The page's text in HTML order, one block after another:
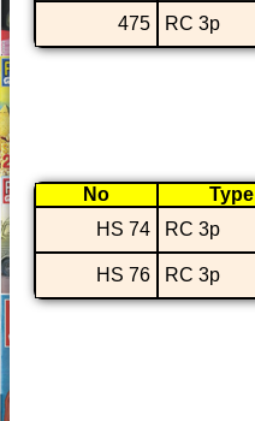
475
RC 3p
No Type
HS 74
RC 3p
HS 76 RC 3p